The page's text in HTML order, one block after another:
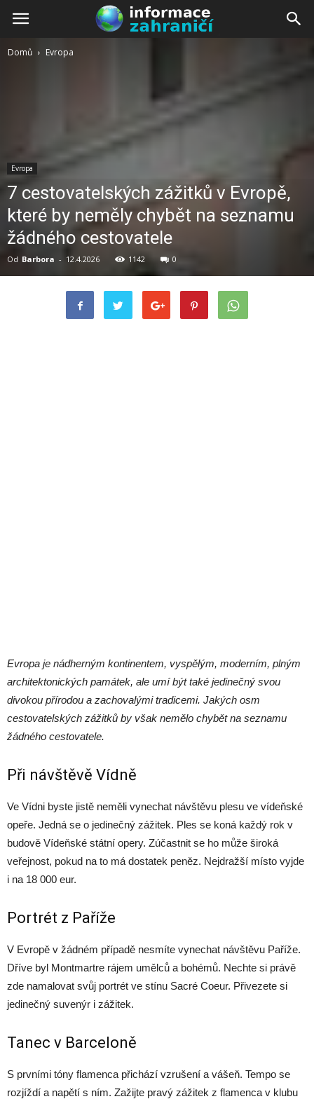
Domů Evropa
Evropa
7 cestovatelských zážitků v Evropě,
které by neměly chybět na seznamu
žádného cestovatele
Od Barbora - 12.4.2026 1142 0
Evropa je nádherným kontinentem, vyspělým, moderním, plným
architektonických památek, ale umí být také jedinečný svou
divokou přírodou a zachovalými tradicemi. Jakých osm
cestovatelských zážitků by však nemělo chybět na seznamu
žádného cestovatele.
Při návštěvě Vídně
Ve Vídni byste jistě neměli vynechat návštěvu plesu ve vídeňské
opeře. Jedná se o jedinečný zážitek. Ples se koná každý rok v
budově Vídeňské státní opery. Zúčastnit se ho může široká
veřejnost, pokud na to má dostatek peněz. Nejdražší místo vyjde
i na 18 000 eur.
Portrét z Paříže
V Evropě v žádném případě nesmíte vynechat návštěvu Paříže.
Dříve byl Montmartre rájem umělců a bohémů. Nechte si právě
zde namalovat svůj portrét ve stínu Sacré Coeur. Přivezete si
jedinečný suvenýr i zážitek.
Tanec v Barceloně
S prvními tóny flamenca přichází vzrušení a vášeň. Tempo se
rozjíždí a napětí s ním. Zažijte pravý zážitek z flamenca v klubu